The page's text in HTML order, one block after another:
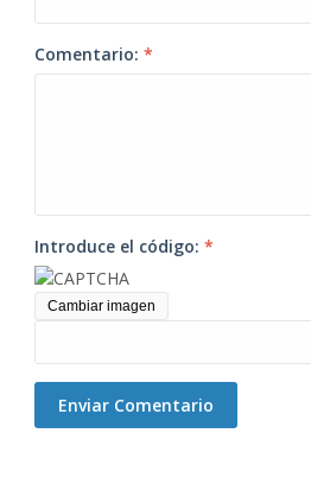
Comentario: *
Introduce el código: *
Cambiar imagen
Enviar Comentario